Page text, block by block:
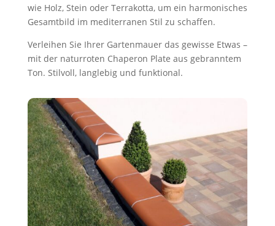
wie Holz, Stein oder Terrakotta, um ein harmonisches
Gesamtbild im mediterranen Stil zu schaffen.
Verleihen Sie Ihrer Gartenmauer das gewisse Etwas –
mit der naturroten Chaperon Plate aus gebranntem
Ton. Stilvoll, langlebig und funktional.